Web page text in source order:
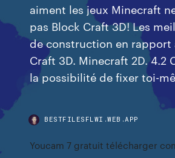
aiment les jeux Minecraft
pas Block Craft 3D! Les
de construction en rapport
Craft 3D. Minecraft 2D. 4.2
la possibilité de fixer toi-
BESTFILESFLWI.WEB.APP
Youcam 7 gratuit télécharger